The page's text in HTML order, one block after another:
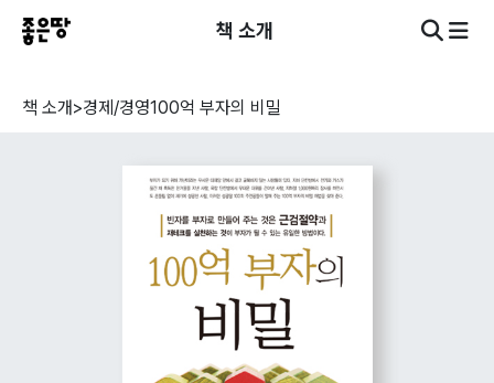
책 소개
책 소개>경제/경영100억 부자의 비밀